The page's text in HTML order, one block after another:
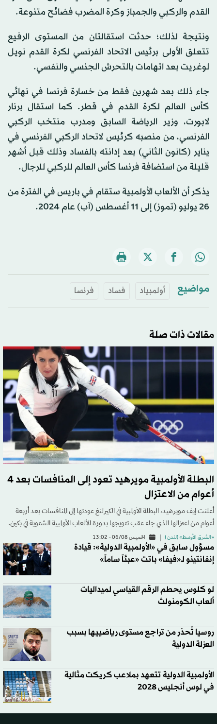
القدم والركبي والجمباز وكرة المضرب فضائح متنوعة.
ونتيجة لذلك؛ حدثت استقالتان من المستوى الرفيع
تتعلق الأولى برئيس الاتحاد الفرنسي لكرة القدم نويل
لوغريت بعد اتهامات بالتحرش الجنسي والنفسي.
جاء ذلك بعد شهرين فقط من خسارة فرنسا في نهائي
كأس العالم لكرة القدم في قطر. كما استقال برنار
لابورت، وزير الرياضة السابق ومدرب منتخب الركبي
الفرنسي، من منصبه كرئيس لاتحاد الركبي الفرنسي في
يناير (كانون الثاني) بعد إدانته بالفساد وذلك قبل أشهر
قليلة من استضافة فرنسا كأس العالم للركبي للرجال.
يذكر أن الألعاب الأولمبية ستقام في باريس في الفترة من
26 يوليو (تموز) إلى 11 أغسطس (آب) عام 2024.
مواضيع أولمبياد فساد فرنسا
مقالات ذات صلة
البطلة الأولمبية مويرهيد تعود إلى المنافسات بعد 4
أعوام من الاعتزال
أعلنت إيف مويرهيد، البطلة الأولمبية في الكيرلنغ عودتها إلى المنافسات بعد أربعة
أعوام من اعتزالها الذي جاء عقب تتويجها بدورة الألعاب الأولمبية الشتوية في بكين.
«الشرق الأوسط» (لندن ) الخميس 06/08 - 13:02
مسؤول سابق في «الأولمبية الدولية»: قيادة
إنفانتينو لـ«فيفا» باتت «عبئاً ساماً»
لو كلوس يحطم الرقم القياسي لميداليات
ألعاب الكومنولث
روسيا تُحذر من تراجع مستوى رياضييها بسبب
العزلة الدولية
الأولمبية الدولية تتعهد بملاعب كريكت مثالية
في لوس أنجليس 2028